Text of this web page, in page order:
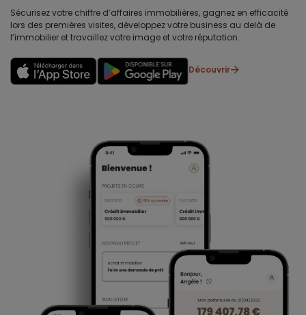
Sécurisez votre chiffre d’affaires immobilières, gagnez en efficacité
lors des premières visites, développez votre business au delà de
l’immobilier et travaillez votre image et votre réputation.
Découvrir